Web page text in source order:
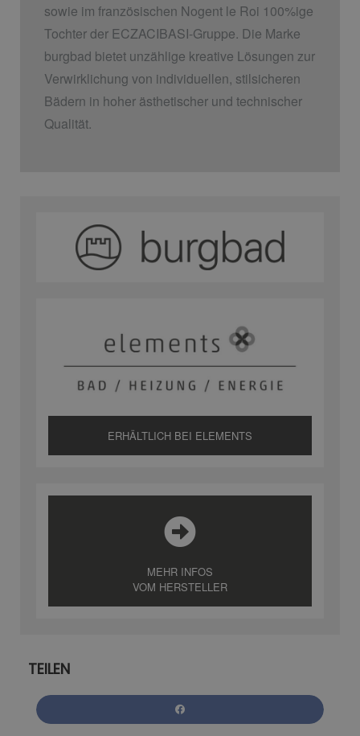
sowie im französischen Nogent le Roi 100%ige
Tochter der ECZACIBASI­-Gruppe. Die Marke
burgbad bietet unzählige kreative Lösungen zur
Verwirklichung von individuellen, stilsicheren
Bädern in hoher ästhetischer und technischer
Qualität.
ERHÄLTLICH BEI ELEMENTS
MEHR INFOS
VOM HERSTELLER
TEILEN